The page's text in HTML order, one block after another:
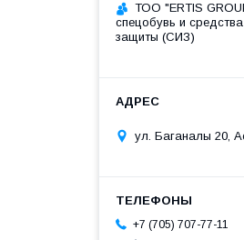
ТОО "ERTIS
спецобувь и
защиты (СИЗ)
ул. Баганалы 20,
+7 (705) 707-77-11